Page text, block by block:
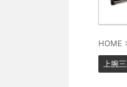
HOME
上腕